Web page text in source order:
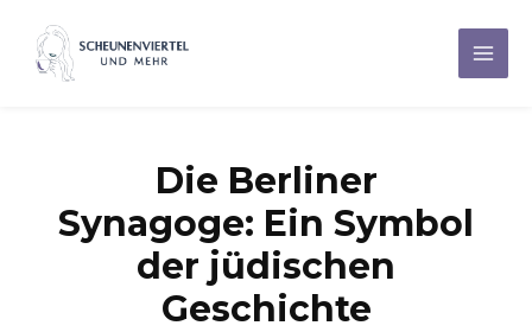
Inhalt
springen
Main
Die Berliner
Synagoge: Ein Symbol
der jüdischen
Geschichte